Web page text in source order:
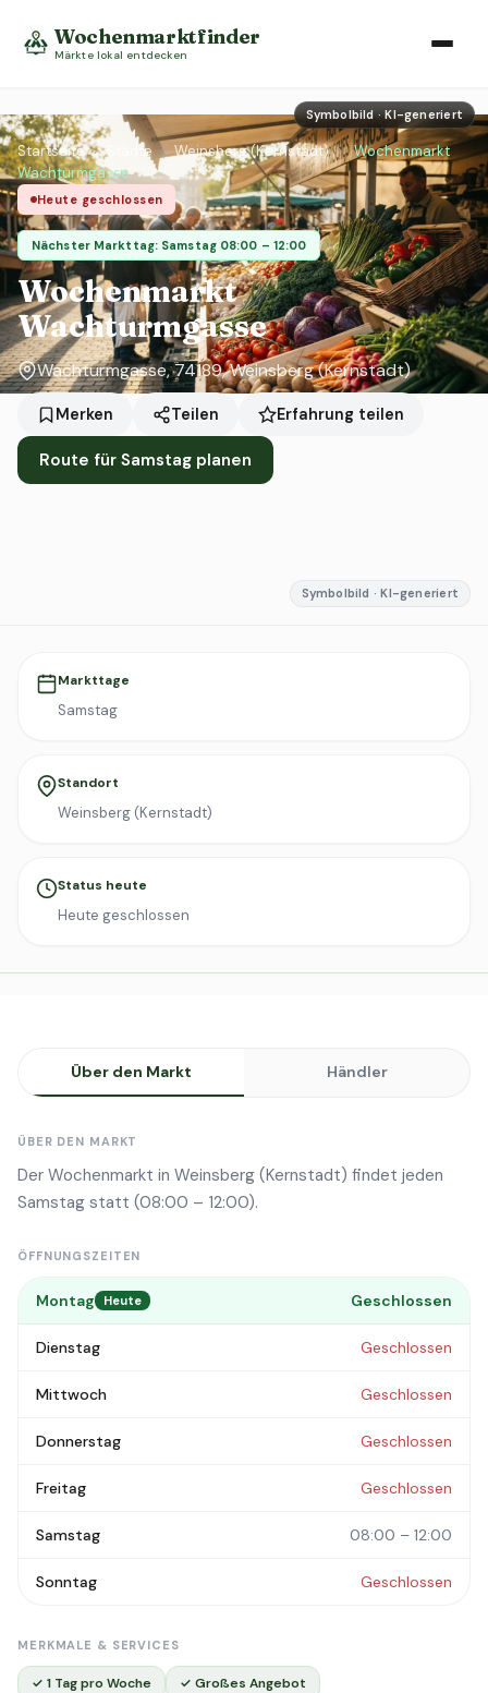
Wochenmarktfinder
Märkte lokal entdecken
Symbolbild · KI-generiert
Startseite › Städte › Weinsberg (Kernstadt) ›
Wochenmarkt
Wachturmgasse
Heute geschlossen
Nächster Markttag: Samstag 08:00 – 12:00
Wochenmarkt
Wachturmgasse
Wachturmgasse, 74189, Weinsberg (Kernstadt)
Merken Teilen Erfahrung teilen
Route für Samstag planen
Symbolbild · KI-generiert
Markttage
Samstag
Standort
Weinsberg (Kernstadt)
Status heute
Heute geschlossen
Über den Markt Händler
ÜBER DEN MARKT
Der Wochenmarkt in Weinsberg (Kernstadt) findet jeden
Samstag statt (08:00 – 12:00).
ÖFFNUNGSZEITEN
Montag Heute Geschlossen
Dienstag Geschlossen
Mittwoch Geschlossen
Donnerstag Geschlossen
Freitag Geschlossen
Samstag 08:00 – 12:00
Sonntag Geschlossen
MERKMALE & SERVICES
✓ 1 Tag pro Woche ✓ Großes Angebot